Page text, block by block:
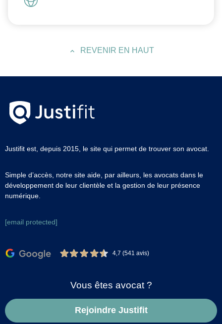
REVENIR EN HAUT
Justifit est, depuis 2015, le site qui permet de trouver son avocat.
Simple d’accès, notre site aide, par ailleurs, les avocats dans le
développement de leur clientèle et la gestion de leur présence
numérique.
[email protected]
4,7 (541 avis)
Vous êtes avocat ?
Rejoindre Justifit